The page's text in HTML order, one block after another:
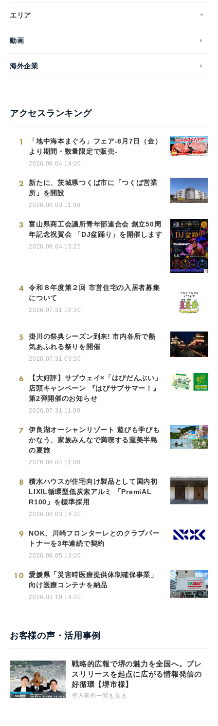
エリア
動画
海外企業
アクセスランキング
1
「地中海本まぐろ」フェア-8月7日（金）
より期間・数量限定で販売-
2026.08.04 14:00
2
新たに、茨城県つくば市に「つくば営業
所」を開設
2026.08.03 11:00
3
富山県商工会議所青年部連合会 創立50周
年記念祝賀会 「DJ盆踊り」を開催します
2026.08.04 15:25
4
令和８年度第２回 市営住宅の入居者募集
について
2026.07.31 16:30
5
掛川の祭典シーズン到来! 市内各所で熱
気あふれる祭りを開催
2026.07.31 09:30
6
【大好評】サブウェイ×「はぴだんぶい」
店頭キャンペーン 『はぴサブサマー！』
第2弾開催のお知らせ
2026.07.31 11:00
7
伊良湖オーシャンリゾート 遊びも学びも
かなう、家族みんなで満喫する渥美半島
の夏旅
2026.08.04 11:00
8
積水ハウスが住宅向け製品として国内初
LIXIL循環型低炭素アルミ 「PremiAL
R100」を標準採用
2026.08.03 14:30
9
NOK、川崎フロンターレとのクラブパー
トナーを3年連続で契約
2026.08.05 13:00
10
愛媛県「災害時医療提供体制確保事業」
向け医療コンテナを納品
2026.03.19 14:00
お客様の声・活用事例
戦略的広報で堺の魅力を全国へ。プレ
スリリースを起点に広がる情報発信の
好循環【堺市様】
導入事例一覧を見る